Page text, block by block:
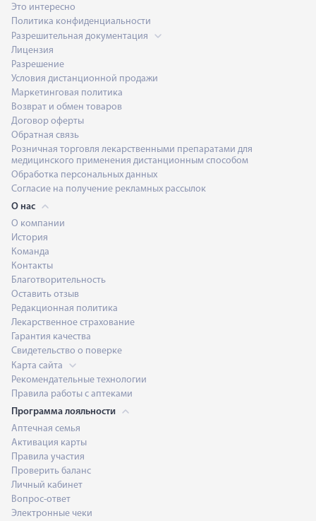
Это интересно
Политика конфиденциальности
Разрешительная документация
Лицензия
Разрешение
Условия дистанционной продажи
Маркетинговая политика
Возврат и обмен товаров
Договор оферты
Обратная связь
Розничная торговля лекарственными препаратами для
медицинского применения дистанционным способом
Обработка персональных данных
Согласие на получение рекламных рассылок
О нас
О компании
История
Команда
Контакты
Благотворительность
Оставить отзыв
Редакционная политика
Лекарственное страхование
Гарантия качества
Свидетельство о поверке
Карта сайта
Рекомендательные технологии
Правила работы с аптеками
Программа лояльности
Аптечная семья
Активация карты
Правила участия
Проверить баланс
Личный кабинет
Вопрос-ответ
Электронные чеки